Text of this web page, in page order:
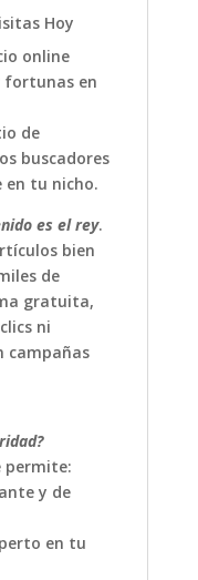
Hoy
online
fortunas en
de
buscadores
en tu nicho.
es el rey.
bien
de
gratuita,
ni
campañas
permite:
y de
en tu